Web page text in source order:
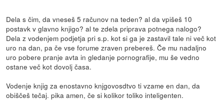
Dela s čim, da vneseš 5 računov na teden? al da vpišeš 10
postavk v glavno knjigo? al te zdela priprava potnega nalogo?
Dela z vodenjem podjetja pri s.p. kot si ga je zastavil tale ni več kot
uro na dan, pa če vse forume zraven prebereš. Če mu nadaljno
uro pobere pranje avta in gledanje pornografije, mu še vedno
ostane več kot dovolj časa.
Vodenje knjig za enostavno knjgovosdtvo ti vzame en dan, da
obiščeš tečaj. pika amen, če si kolikor toliko inteligenten.